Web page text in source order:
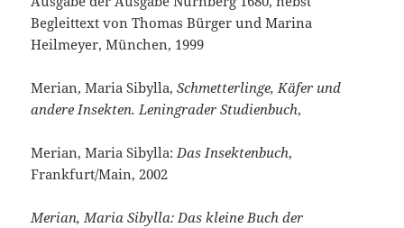
Begleittext von Thomas Bürger und Marina
Heilmeyer, München, 1999
Merian, Maria Sibylla,Schmetterlinge, Käfer und
andere Insekten. Leningrader Studienbuch,
Merian, Maria Sibylla: Das Insektenbuch,
Frankfurt/Main, 2002
Merian, Maria Sibylla: Das kleine Buch der